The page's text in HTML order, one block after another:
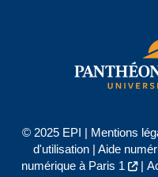
© 2025 EPI | Mentions
d'utilisation| Aide
numérique à Paris 1
|